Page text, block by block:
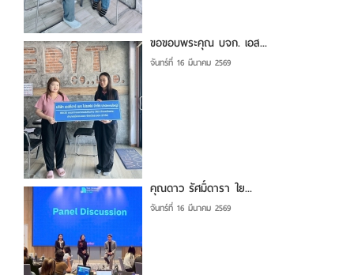
ขอขอบพระคุณ บจก. เอส...
จันทร์ที่ 16 มีนาคม 2569
คุณดาว รัศมิ์ดารา ใย...
จันทร์ที่ 16 มีนาคม 2569